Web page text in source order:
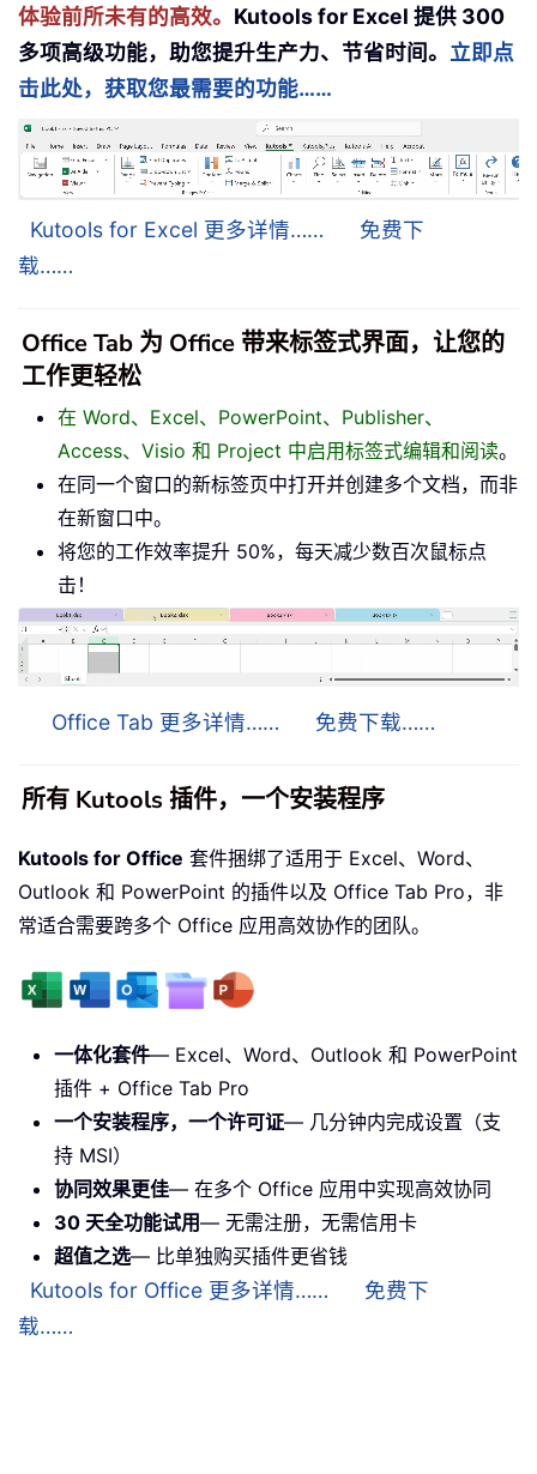
体验前所未有的高效。 Kutools for Excel 提供 300
多项高级功能，助您提升生产力、节省时间。 立即点
击此处，获取您最需要的功能……
Kutools for Excel 更多详情……
免费下
载……
Office Tab 为 Office 带来标签式界面，让您的
工作更轻松
在 Word、Excel、PowerPoint、Publisher、
Access、Visio 和 Project 中启用标签式编辑和阅读。
在同一个窗口的新标签页中打开并创建多个文档，而非
在新窗口中。
将您的工作效率提升 50%，每天减少数百次鼠标点
击！
Office Tab 更多详情…… 免费下载……
所有 Kutools 插件，一个安装程序
Kutools for Office 套件捆绑了适用于 Excel、Word、
Outlook 和 PowerPoint 的插件以及 Office Tab Pro，非
常适合需要跨多个 Office 应用高效协作的团队。
一体化套件— Excel、Word、Outlook 和 PowerPoint
插件 + Office Tab Pro
一个安装程序，一个许可证— 几分钟内完成设置（支
持 MSI）
协同效果更佳— 在多个 Office 应用中实现高效协同
30 天全功能试用— 无需注册，无需信用卡
超值之选— 比单独购买插件更省钱
Kutools for Office 更多详情……
免费下
载……